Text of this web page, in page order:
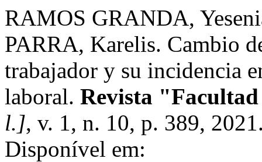
RAMOS GRANDA,
PARRA, Karelis. Cambio
trabajador y su incidencia
laboral. Revista
l.], v. 1, n. 10, p. 389,
Disponível em: